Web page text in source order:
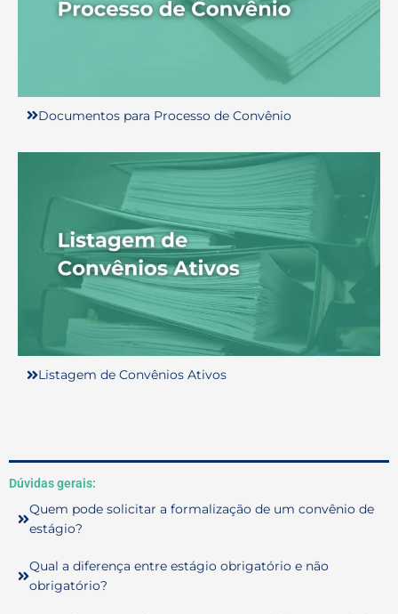
Documentos para Processo de Convênio
Listagem de Convênios Ativos
Dúvidas gerais:
Quem pode solicitar a formalização de um convênio de
estágio?
Qual a diferença entre estágio obrigatório e não
obrigatório?